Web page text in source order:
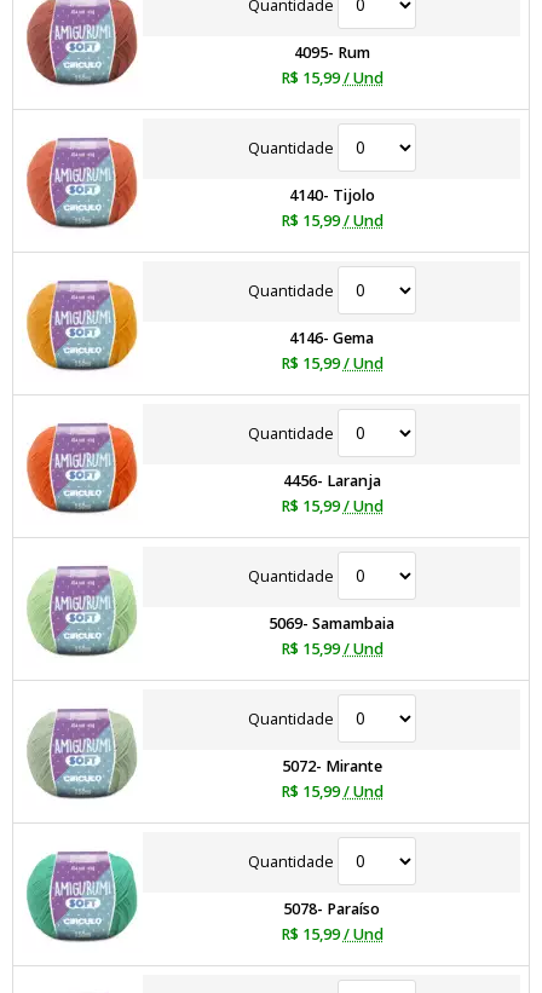
Quantidade
4095- Rum
R$ 15,99 / Und
Quantidade
4140- Tijolo
R$ 15,99 / Und
Quantidade
4146- Gema
R$ 15,99 / Und
Quantidade
4456- Laranja
R$ 15,99 / Und
Quantidade
5069- Samambaia
R$ 15,99 / Und
Quantidade
5072- Mirante
R$ 15,99 / Und
Quantidade
5078- Paraíso
R$ 15,99 / Und